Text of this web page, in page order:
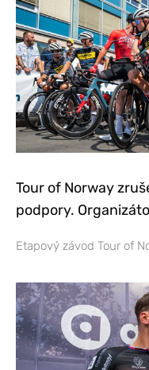
Tour of Norway
podpory.
Etapový závod Tour of